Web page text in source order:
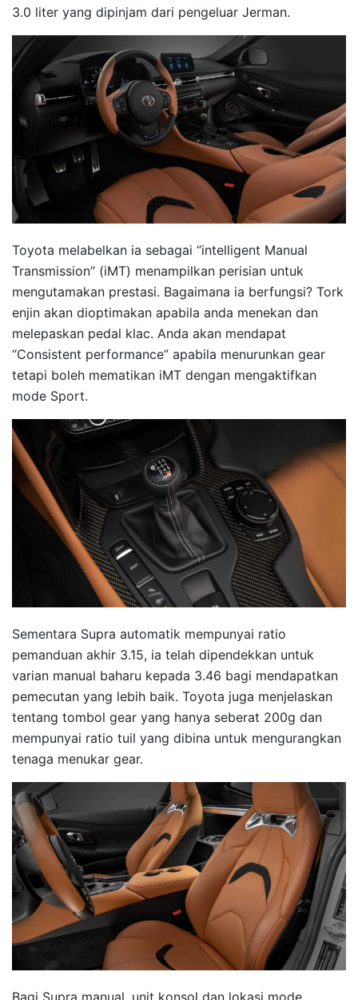
3.0 liter yang dipinjam dari pengeluar Jerman.
Toyota melabelkan ia sebagai “intelligent Manual
Transmission” (iMT) menampilkan perisian untuk
mengutamakan prestasi. Bagaimana ia berfungsi? Tork
enjin akan dioptimakan apabila anda menekan dan
melepaskan pedal klac. Anda akan mendapat
“Consistent performance” apabila menurunkan gear
tetapi boleh mematikan iMT dengan mengaktifkan
mode Sport.
Sementara Supra automatik mempunyai ratio
pemanduan akhir 3.15, ia telah dipendekkan untuk
varian manual baharu kepada 3.46 bagi mendapatkan
pemecutan yang lebih baik. Toyota juga menjelaskan
tentang tombol gear yang hanya seberat 200g dan
mempunyai ratio tuil yang dibina untuk mengurangkan
tenaga menukar gear.